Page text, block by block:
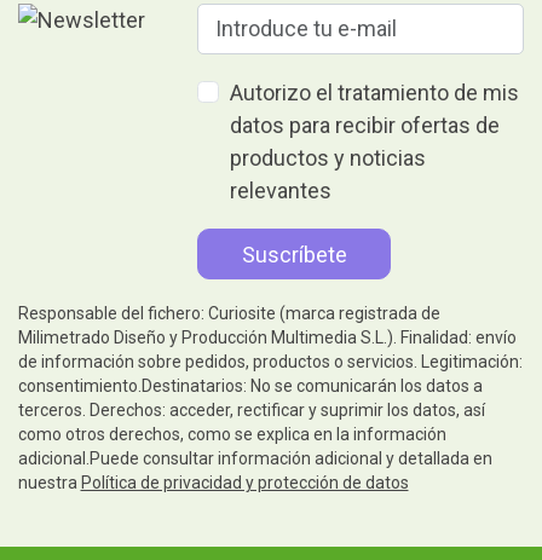
Autorizo el tratamiento de mis
datos para recibir ofertas de
productos y noticias
relevantes
Responsable del fichero: Curiosite (marca registrada de
Milimetrado Diseño y Producción Multimedia S.L.). Finalidad: envío
de información sobre pedidos, productos o servicios. Legitimación:
consentimiento.Destinatarios: No se comunicarán los datos a
terceros. Derechos: acceder, rectificar y suprimir los datos, así
como otros derechos, como se explica en la información
adicional.Puede consultar información adicional y detallada en
nuestra Política de privacidad y protección de datos